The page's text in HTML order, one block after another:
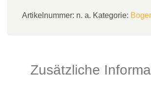
Artikelnummer: n. a. Kategorie:
Zusätzliche